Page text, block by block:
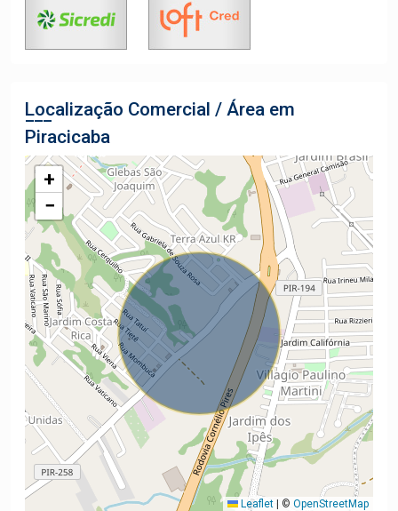
Localização Comercial / Área em
Piracicaba
+
−
Leaflet | © OpenStreetMap